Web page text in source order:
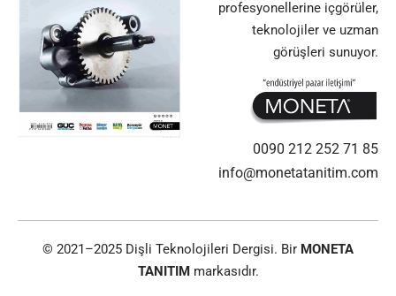
profesyonellerine içgörüler,
teknolojiler ve uzman
görüşleri sunuyor.
0090 212 252 71 85
info@monetatanitim.com
© 2021–2025 Dişli Teknolojileri Dergisi. Bir MONETA
TANITIM markasıdır.